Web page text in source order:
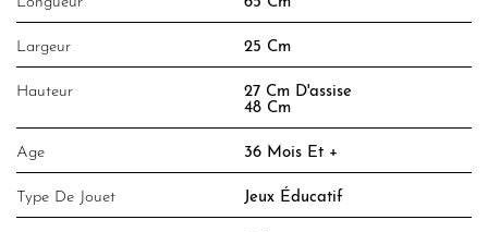
Largeur 25 Cm
Hauteur
27 Cm D'assise
48 Cm
Age 36 Mois Et +
Type De Jouet Jeux Éducatif